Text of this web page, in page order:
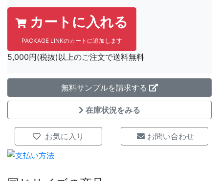
カートに入れる
PACKAGE LINKのカートに追加します
5,000円(税抜)以上のご注文で送料無料
無料サンプルを請求する
在庫状況をみる
お気に入り お問い合わせ